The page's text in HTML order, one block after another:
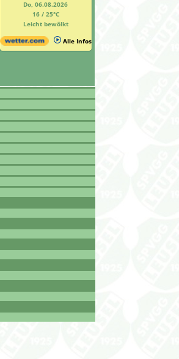
Do, 06.08.2026
16 / 25°C
Leicht bewölkt
Alle Infos